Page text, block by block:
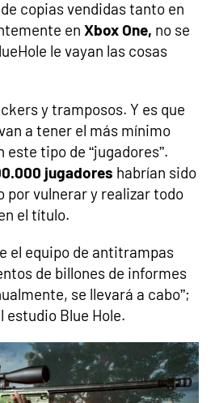
copias vendidas tanto en
en Xbox One, no se
le vayan las cosas
y tramposos. Y es que
a tener el más mínimo
tipo de “jugadores”.
jugadores habrían sido
por vulnerar y realizar todo
el título.
el equipo de antitrampas
de billones de informes
se llevará a cabo”;
estudio Blue Hole.